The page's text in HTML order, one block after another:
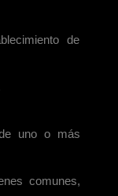
de
uno o más
comunes,